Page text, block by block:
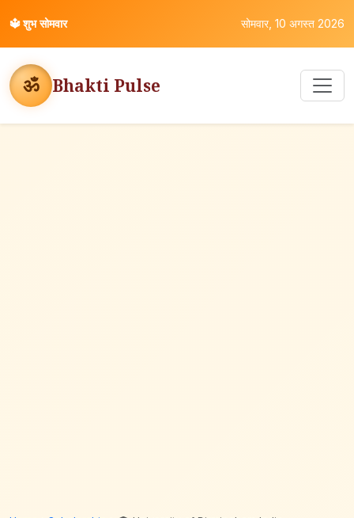
🔱शुभ सोमवार सोमवार, 10 अगस्त 2026
ॐ Bhakti Pulse